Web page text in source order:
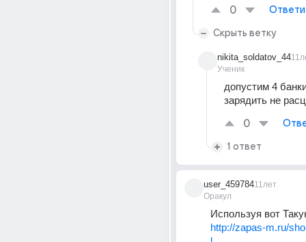
0
Скрыть ветку
nikita_soldatov_44
Ученик
допустим 4
зарядить не
0
1 ответ
user_459784
Оракул
11лет
Используя вот
http://zapas-m.ru/